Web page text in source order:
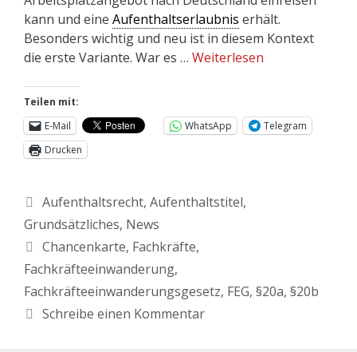
kann und eine Aufenthaltserlaubnis erhält.
Besonders wichtig und neu ist in diesem Kontext
die erste Variante. War es … Weiterlesen
Teilen mit:
E-Mail
WhatsApp
Telegram
Drucken
Aufenthaltsrecht, Aufenthaltstitel,
Grundsätzliches, News
Chancenkarte, Fachkräfte,
Fachkräfteeinwanderung,
Fachkräfteeinwanderungsgesetz, FEG, §20a, §20b
Schreibe einen Kommentar